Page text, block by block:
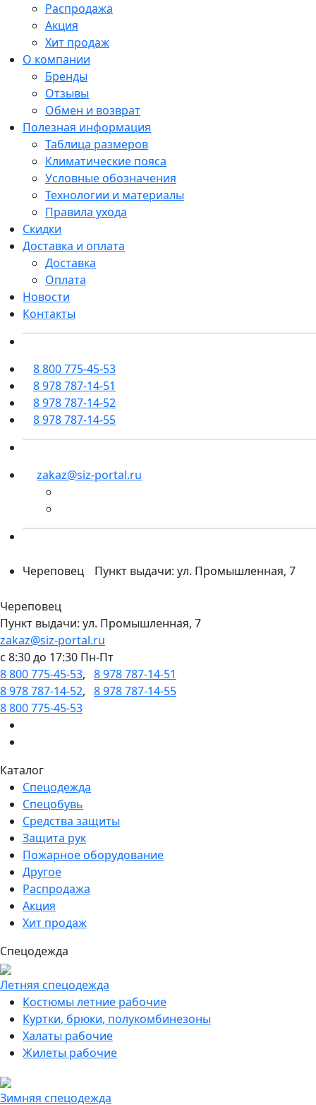
Распродажа
Акция
Хит продаж
О компании
Бренды
Отзывы
Обмен и возврат
Полезная информация
Таблица размеров
Климатические пояса
Условные обозначения
Технологии и материалы
Правила ухода
Скидки
Доставка и оплата
Доставка
Оплата
Новости
Контакты
8 800 775-45-53
8 978 787-14-51
8 978 787-14-52
8 978 787-14-55
zakaz@siz-portal.ru
Череповец Пункт выдачи: ул. Промышленная, 7
Череповец
Пункт выдачи: ул. Промышленная, 7
zakaz@siz-portal.ru
c 8:30 до 17:30 Пн-Пт
8 800 775-45-53, 8 978 787-14-51
8 978 787-14-52, 8 978 787-14-55
8 800 775-45-53
Каталог
Спецодежда
Спецобувь
Средства защиты
Защита рук
Пожарное оборудование
Другое
Распродажа
Акция
Хит продаж
Спецодежда
Летняя спецодежда
Костюмы летние рабочие
Куртки, брюки, полукомбинезоны
Халаты рабочие
Жилеты рабочие
Зимняя спецодежда